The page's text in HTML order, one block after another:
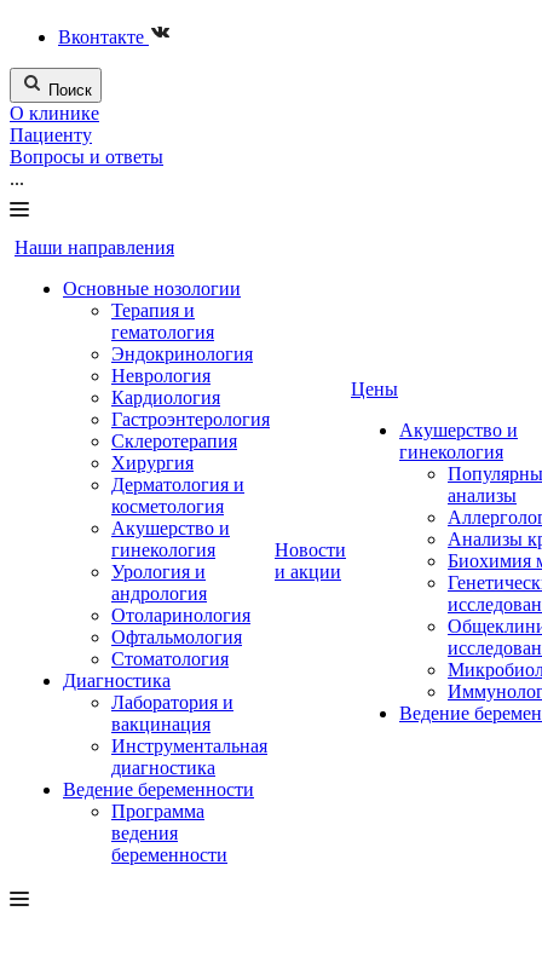
Вконтакте
Поиск
О клинике
Пациенту
Вопросы и ответы
...
Наши направления
Основные нозологии
Терапия и
гематология
Эндокринология
Неврология
Кардиология
Гастроэнтерология
Склеротерапия
Хирургия
Дерматология и
косметология
Акушерство и
гинекология
Урология и
андрология
Отоларинология
Офтальмология
Стоматология
Диагностика
Лаборатория и
вакцинация
Инструментальная
диагностика
Ведение беременности
Программа
ведения
беременности
Новости
и акции
Цены
Акушерство и
гинекология
анализы
Анализы
Биохимия
Ведение